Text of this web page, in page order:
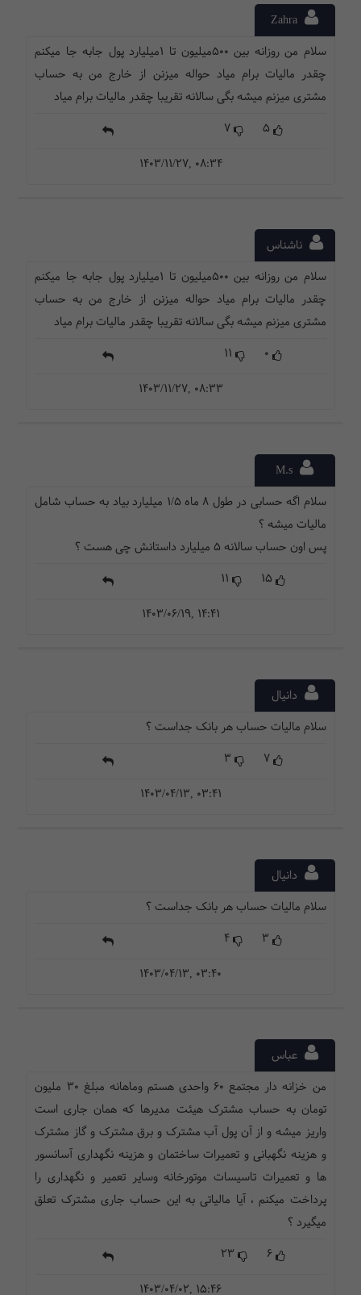
سلام من روزانه بین 500میلیون تا 1میلیارد پول جابه جا میکنم
چقدر مالیات برام میاد حواله میزنن از خارج من به حساب
مشتری میزنم میشه بگی سالانه تقریبا چقدر مالیات برام میاد
7
1403/11/27, 08:34
ناشناس
سلام من روزانه بین 500میلیون تا 1میلیارد پول جابه جا میکنم
چقدر مالیات برام میاد حواله میزنن از خارج من به حساب
مشتری میزنم میشه بگی سالانه تقریبا چقدر مالیات برام میاد
0
11
1403/11/27, 08:33
سلام اگه حسابی در طول ۸ ماه ۱/۵ میلیارد بیاد به حساب شامل
مالیات میشه ؟
پس اون حساب سالانه ۵ میلیارد داستانش چی هست ؟
15
11
1403/06/19, 14:41
دانیال
سلام مالیات حساب هر بانک جداست ؟
7
1403/04/13, 03:41
دانیال
سلام مالیات حساب هر بانک جداست ؟
3
4
1403/04/13, 03:40
عباس
من خزانه دار مجتمع 60 واحدی هستم وماهانه مبلغ 30 ملیون
تومان به حساب مشترک هیئت مدیرها که همان جاری است
واریز میشه و از آن پول آب مشترک و برق مشترک و گاز مشترک
و هزینه نگهبانی و تعمیرات ساختمان و هزینه نگهداری آسانسور
ها و تعمیرات تاسیسات موتورخانه وسایر تعمیر و نگهداری را
پرداخت میکنم ، آیا مالیاتی به این حساب جاری مشترک تعلق
میگیرد ؟
6
23
1403/04/02, 15:46